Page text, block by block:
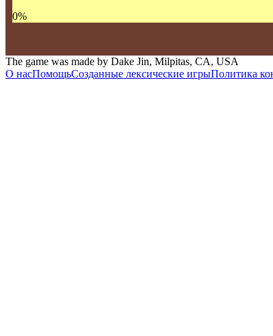
0%
The game was made by Dake Jin, Milpitas, CA, USA
О насПомощьСозданные лексические игрыПолитика